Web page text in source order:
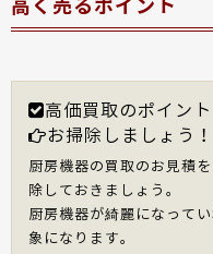
高く売るポイント
高価買取のポイント
お掃除しましょう！
厨房機器の買取のお見積
除しておきましょう。
厨房機器が綺麗になって
象になります。